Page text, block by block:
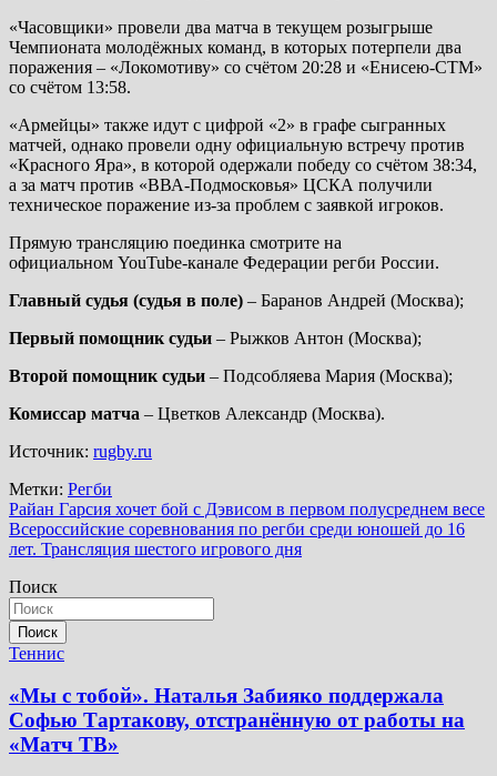
«Часовщики» провели два матча в текущем розыгрыше
Чемпионата молодёжных команд, в которых потерпели два
поражения – «Локомотиву» со счётом 20:28 и «Енисею-СТМ»
со счётом 13:58.
«Армейцы» также идут с цифрой «2» в графе сыгранных
матчей, однако провели одну официальную встречу против
«Красного Яра», в которой одержали победу со счётом 38:34,
а за матч против «ВВА-Подмосковья» ЦСКА получили
техническое поражение из-за проблем с заявкой игроков.
Прямую трансляцию поединка смотрите на
официальном YouTube-канале Федерации регби России.
Главный судья (судья в поле) – Баранов Андрей (Москва);
Первый помощник судьи – Рыжков Антон (Москва);
Второй помощник судьи – Подсобляева Мария (Москва);
Комиссар матча – Цветков Александр (Москва).
Источник: rugby.ru
Метки: Регби
Навигация
по
Райан Гарсия хочет бой с Дэвисом в первом полусреднем весе
Всероссийские соревнования по регби среди юношей до 16
лет. Трансляция шестого игрового дня
Поиск
Поиск
Теннис
«Мы с тобой». Наталья Забияко поддержала
Софью Тартакову, отстранённую от работы на
«Матч ТВ»